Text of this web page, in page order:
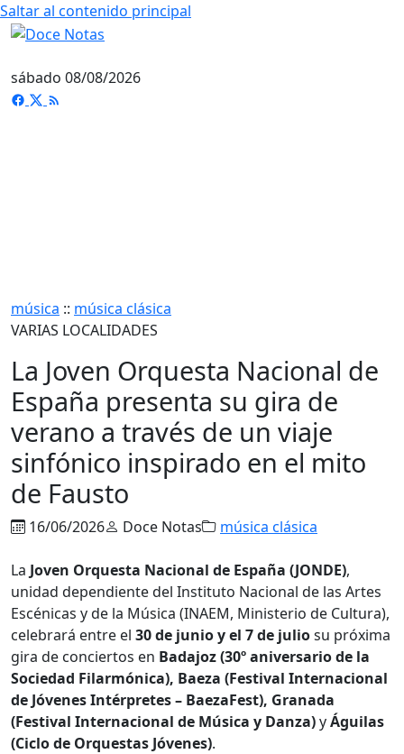
Saltar al contenido principal
sábado 08/08/2026
música :: música clásica
VARIAS LOCALIDADES
La Joven Orquesta Nacional de
España presenta su gira de
verano a través de un viaje
sinfónico inspirado en el mito
de Fausto
16/06/2026 Doce Notas música clásica
La Joven Orquesta Nacional de España (JONDE),
unidad dependiente del Instituto Nacional de las Artes
Escénicas y de la Música (INAEM, Ministerio de Cultura),
celebrará entre el 30 de junio y el 7 de juliosu próxima
gira de conciertos en Badajoz (30º aniversario de la
Sociedad Filarmónica), Baeza (Festival Internacional
de Jóvenes Intérpretes – BaezaFest), Granada
(Festival Internacional de Música y Danza)yÁguilas
(Ciclo de Orquestas Jóvenes).